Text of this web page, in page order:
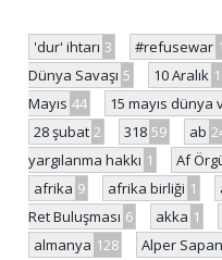
'dur' ihtarı 3 #refusewar 1
Dünya Savaşı 5 10 Aralık 1
Mayıs 44 15 mayıs dünya
28 şubat 2 318 59 ab
yargılanma hakkı 1 Af
afrika 9 afrika birliği 1
Ret Buluşması 6 akka 1
almanya 128 Alper Sapan